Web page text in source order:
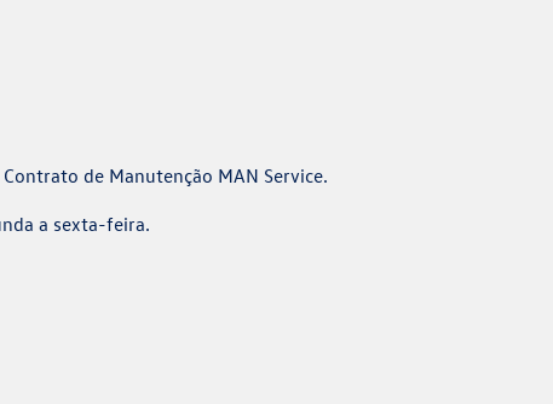
de Manutenção MAN Service.
a sexta-feira.